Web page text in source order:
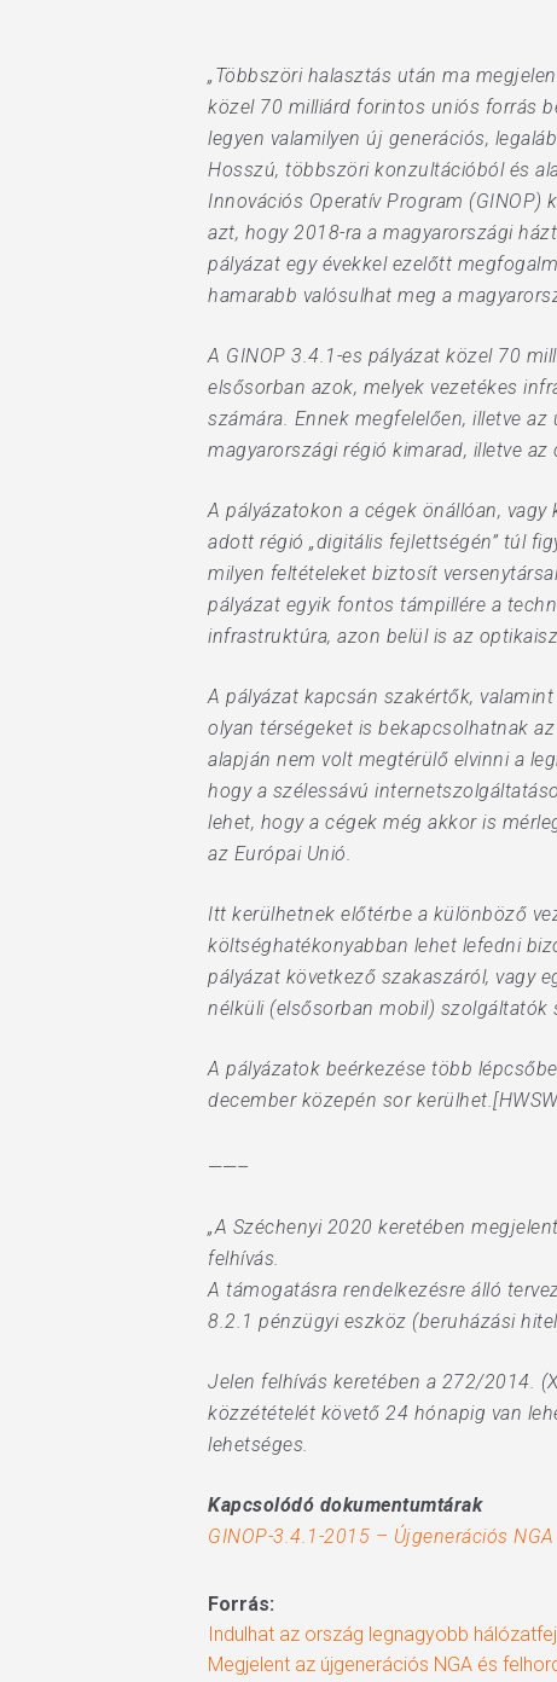
Hit enter to search or ESC to close
„Többszöri halasztás után ma
közel 70 milliárd forintos uniós forrás
legyen valamilyen új generációs,
Hosszú, többszöri konzultációból és
Innovációs Operatív Program
azt, hogy 2018-ra a magyarországi
pályázat egy évekkel ezelőtt
hamarabb valósulhat meg a
A GINOP 3.4.1-es pályázat közel 70
elsősorban azok, melyek vezetékes
számára. Ennek megfelelően, illetve
magyarországi régió kimarad, illetve
A pályázatokon a cégek önállóan,
adott régió „digitális fejlettségén” túl
milyen feltételeket biztosít
pályázat egyik fontos támpillére a
infrastruktúra, azon belül is az
A pályázat kapcsán szakértők,
olyan térségeket is bekapcsolhatnak
alapján nem volt megtérülő elvinni a
hogy a szélessávú
lehet, hogy a cégek még akkor is
az Európai Unió.
Itt kerülhetnek előtérbe a különböző
költséghatékonyabban lehet lefedni
pályázat következő szakaszáról, vagy
nélküli (elsősorban mobil) szolgáltatók
A pályázatok beérkezése több
december közepén sor
——–
„A Széchenyi 2020 keretében
felhívás.
A támogatásra rendelkezésre álló
8.2.1 pénzügyi eszköz (beruházási
Jelen felhívás keretében a 272/2014.
közzétételét követő 24 hónapig van
lehetséges.
Kapcsolódó dokumentumtárak
GINOP-3.4.1-2015 – Újgenerációs
Forrás:
Indulhat az ország legnagyobb
Megjelent az újgenerációs NGA és